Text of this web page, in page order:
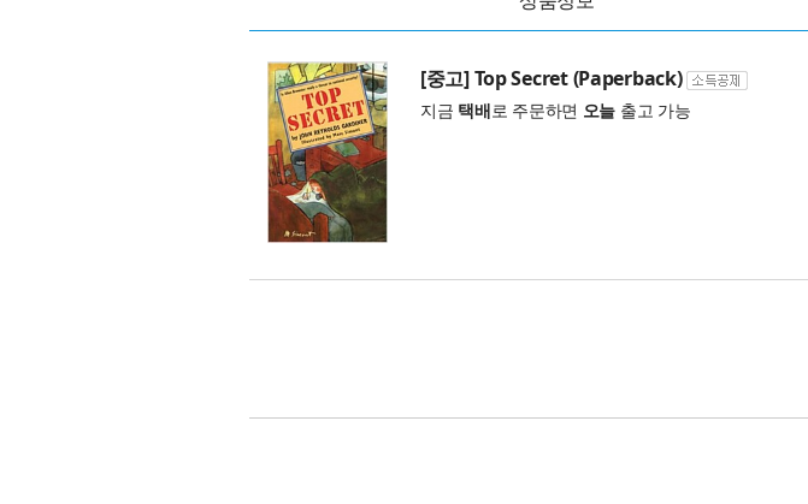
[중고] Top Secret (Paperback)
지금 택배로 주문하면 오늘 출고 가능